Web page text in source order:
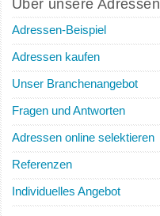
Über unsere Adressen
Adressen-Beispiel
Adressen kaufen
Unser Branchenangebot
Fragen und Antworten
Adressen online selektieren
Referenzen
Individuelles Angebot